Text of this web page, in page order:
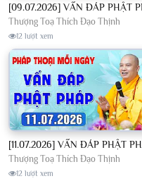
Thượng Toạ Thích Đạo Thịnh
12 lượt xem
Thượng Toạ Thích Đạo Thịnh
12 lượt xem